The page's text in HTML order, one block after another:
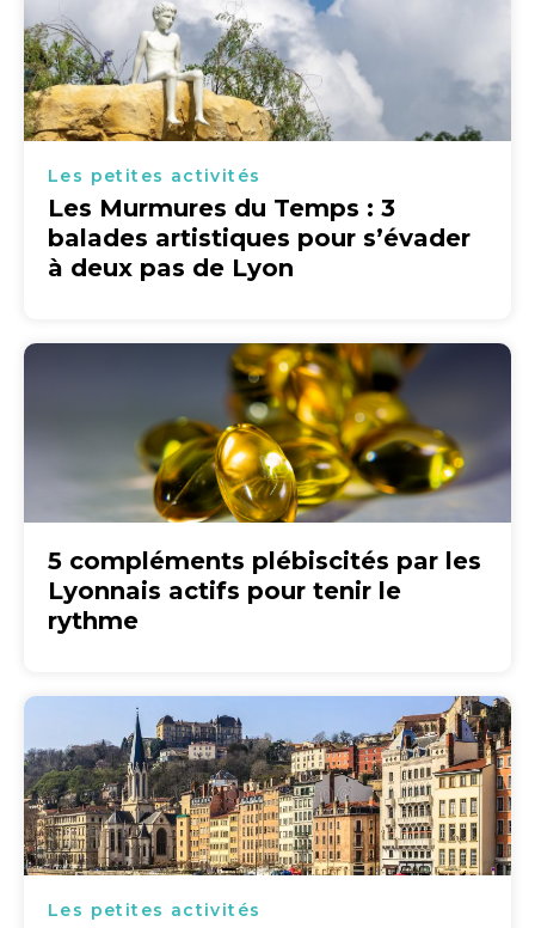
Les petites activités
Les Murmures du Temps : 3
balades artistiques pour s’évader
à deux pas de Lyon
5 compléments plébiscités par les
Lyonnais actifs pour tenir le
rythme
Les petites activités